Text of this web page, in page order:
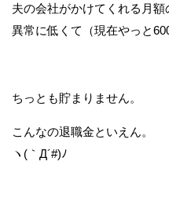
夫の会社がかけてくれる月額
異常に低くて（現在やっと
ちっとも貯まりません。
こんなの退職金といえん。
ヽ(｀Д´#)ﾉ